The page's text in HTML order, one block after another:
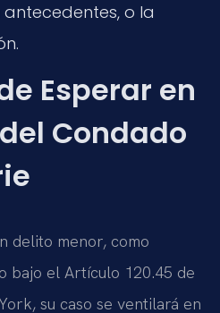
antecedentes, o la
Esperar en
Condado
delito menor, como
bajo el Artículo 120.45 de
su caso se ventilará en